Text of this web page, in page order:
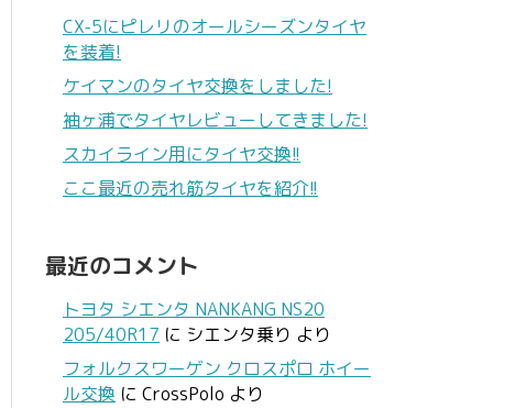
CX-5にピレリのオールシーズンタイヤ
を装着!
ケイマンのタイヤ交換をしました!
袖ヶ浦でタイヤレビューしてきました!
スカイライン用にタイヤ交換!!
ここ最近の売れ筋タイヤを紹介!!
最近のコメント
トヨタ シエンタ NANKANG NS20
205/40R17 に シエンタ乗り より
フォルクスワーゲン クロスポロ ホイー
ル交換 に CrossPolo より